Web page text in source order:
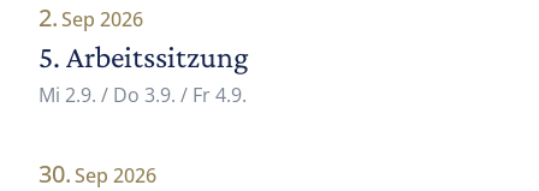
2.Sep 2026
5. Arbeitssitzung
Mi 2.9. / Do 3.9. / Fr 4.9.
30.Sep 2026